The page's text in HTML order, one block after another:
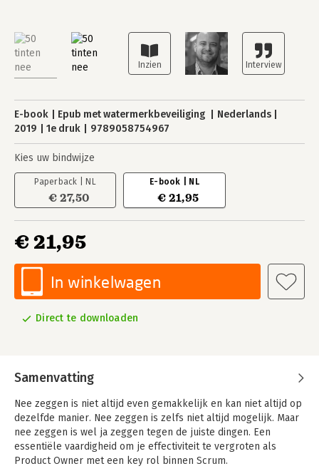
E-book Epub met watermerkbeveiliging
Nederlands
2019
1e druk 9789058754967
Kies uw bindwijze
Paperback | NL
€ 27,50
E-book | NL
€ 21,95
€ 21,95
In winkelwagen
Direct te downloaden
Samenvatting
Nee zeggen is niet altijd even gemakkelijk en kan niet altijd op
dezelfde manier. Nee zeggen is zelfs niet altijd mogelijk. Maar
nee zeggen is wel ja zeggen tegen de juiste dingen. Een
essentiële vaardigheid om je effectiviteit te vergroten als
Product Owner met een key rol binnen Scrum.